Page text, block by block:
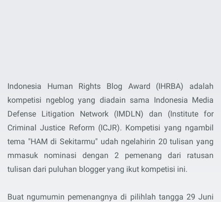
Indonesia Human Rights Blog Award (IHRBA) adalah
kompetisi ngeblog yang diadain sama Indonesia Media
Defense Litigation Network (IMDLN) dan (Institute for
Criminal Justice Reform (ICJR). Kompetisi yang ngambil
tema "HAM di Sekitarmu" udah ngelahirin 20 tulisan yang
mmasuk nominasi dengan 2 pemenang dari ratusan
tulisan dari puluhan blogger yang ikut kompetisi ini.
Buat ngumumin pemenangnya di pilihlah tangga 29 Juni